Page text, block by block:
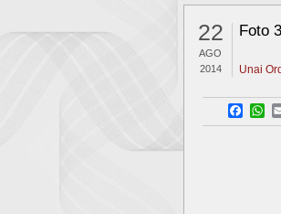
22
AGO
2014
Foto
Unai